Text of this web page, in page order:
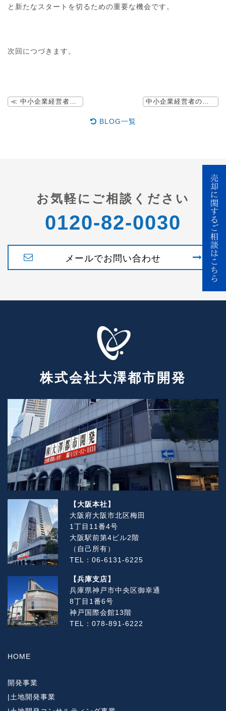
と新たなスタートを切るための重要な機会です。
次回につづきます。
≪ 中小企業経営者のための老後破産回避戦略 その１ 中小企業経営者のための老後破産回避戦略 その3 ≫
BLOG一覧
お気軽にご相談ください
0120-82-0030
メールでお問い合わせ
株式会社大澤都市開発
【大阪本社】
大阪府大阪市北区梅田
1丁目11番4号
大阪駅前第4ビル2階
（自己所有）
TEL：06-6131-6225
【兵庫支店】
兵庫県神戸市中央区御幸通
8丁目1番6号
神戸国際会館13階
TEL：078-891-6222
HOME
開発事業
|土地開発事業